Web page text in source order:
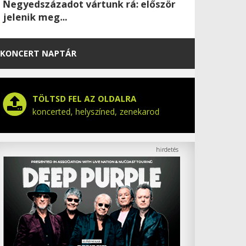
Negyedszázadot vártunk rá: először
jelenik meg...
KONCERT NAPTÁR
TÖLTSD FEL AZ OLDALRA
koncerted, helyszíned, zenekarod